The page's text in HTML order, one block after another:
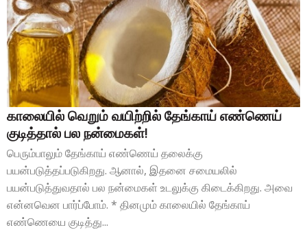
காலையில் வெறும் வயிற்றில் தேங்காய் எண்ணெய்
குடித்தால் பல நன்மைகள்!
பெரும்பாலும் தேங்காய் எண்ணெய் தலைக்கு
பயன்படுத்தப்படுகிறது. ஆனால், இதனை சமையலில்
பயன்படுத்துவதால் பல நன்மைகள் உடலுக்கு கிடைக்கிறது. அவை
என்னவென பார்ப்போம். * தினமும் காலையில் தேங்காய்
எண்ணெயை குடித்து...